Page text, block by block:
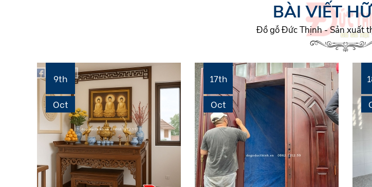
BÀI VIẾT
Đồ gỗ Đức Thịnh - Sản xuất
9th
Oct
17th
Oct